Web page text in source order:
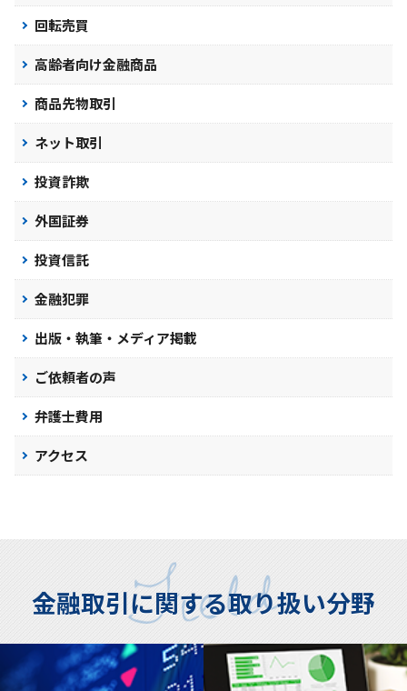
回転売買
高齢者向け金融商品
商品先物取引
ネット取引
投資詐欺
外国証券
投資信託
金融犯罪
出版・執筆・メディア掲載
ご依頼者の声
弁護士費用
アクセス
金融取引に関する取り扱い分野